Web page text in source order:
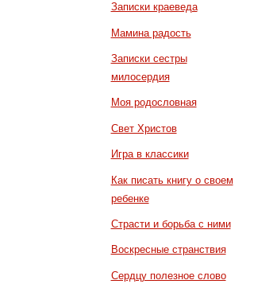
Записки краеведа
Мамина радость
Записки сестры
милосердия
Моя родословная
Свет Христов
Игра в классики
Как писать книгу о своем
ребенке
Страсти и борьба с ними
Воскресные странствия
Сердцу полезное слово